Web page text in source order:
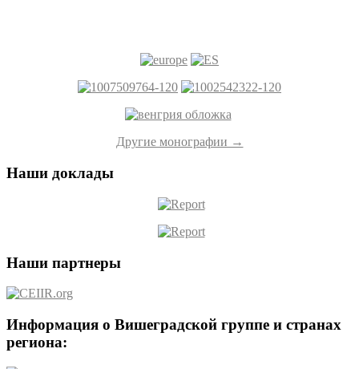
Другие монографии →
Наши доклады
Наши партнеры
Информация о Вишеградской группе и странах
региона: